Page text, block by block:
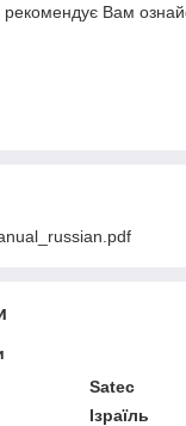
рекомендує Вам
Satec
Ізраїль